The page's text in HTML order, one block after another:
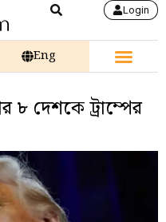
Login
Eng
৮ দেশকে ট্রাম্পের